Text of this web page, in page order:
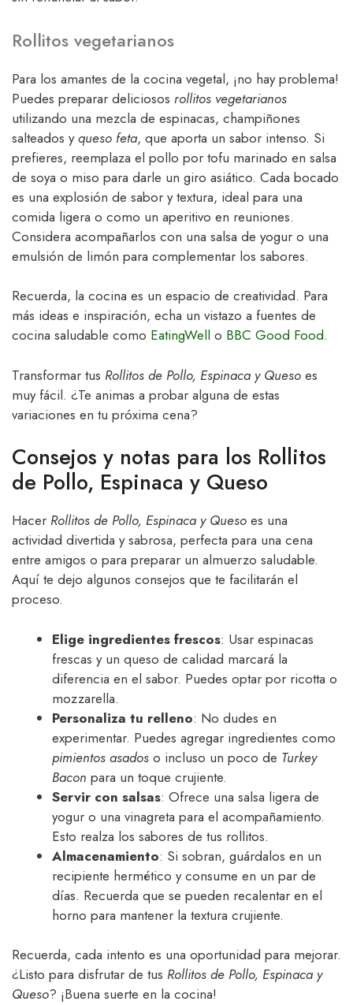
Rollitos vegetarianos
Para los amantes de la cocina vegetal, ¡no hay problema!
Puedes preparar deliciosos rollitos vegetarianos
utilizando una mezcla de espinacas, champiñones
salteados yqueso feta, que aporta un sabor intenso. Si
prefieres, reemplaza el pollo por tofu marinado en salsa
de soya o miso para darle un giro asiático. Cada bocado
es una explosión de sabor y textura, ideal para una
comida ligera o como un aperitivo en reuniones.
Considera acompañarlos con una salsa de yogur o una
emulsión de limón para complementar los sabores.
Recuerda, la cocina es un espacio de creatividad. Para
más ideas e inspiración, echa un vistazo a fuentes de
cocina saludable como EatingWell o BBC Good Food.
Transformar tus Rollitos de Pollo, Espinaca y Queso es
muy fácil. ¿Te animas a probar alguna de estas
variaciones en tu próxima cena?
Consejos y notas para los Rollitos
de Pollo, Espinaca y Queso
Hacer Rollitos de Pollo, Espinaca y Queso es una
actividad divertida y sabrosa, perfecta para una cena
entre amigos o para preparar un almuerzo saludable.
Aquí te dejo algunos consejos que te facilitarán el
proceso.
Elige ingredientes frescos: Usar espinacas
frescas y un queso de calidad marcará la
diferencia en el sabor. Puedes optar por ricotta o
mozzarella.
Personaliza tu relleno: No dudes en
experimentar. Puedes agregar ingredientes como
pimientos asados o incluso un poco de Turkey
Bacon para un toque crujiente.
Servir con salsas: Ofrece una salsa ligera de
yogur o una vinagreta para el acompañamiento.
Esto realza los sabores de tus rollitos.
Almacenamiento: Si sobran, guárdalos en un
recipiente hermético y consume en un par de
días. Recuerda que se pueden recalentar en el
horno para mantener la textura crujiente.
Recuerda, cada intento es una oportunidad para mejorar.
¿Listo para disfrutar de tus Rollitos de Pollo, Espinaca y
Queso? ¡Buena suerte en la cocina!